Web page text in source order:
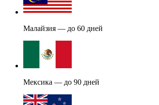
Малайзия — до 60 дней
Мексика — до 90 дней